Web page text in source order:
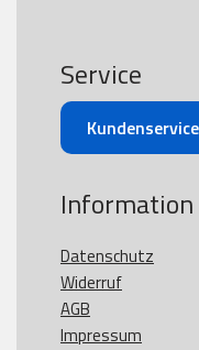
Service
Kundenservice
Information
Datenschutz
Widerruf
AGB
Impressum